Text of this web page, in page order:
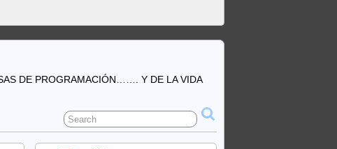
DE PROGRAMACIÓN……. Y DE LA VIDA